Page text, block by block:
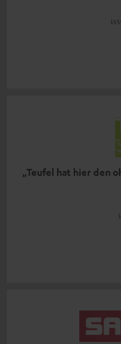
„Teufel hat hier den